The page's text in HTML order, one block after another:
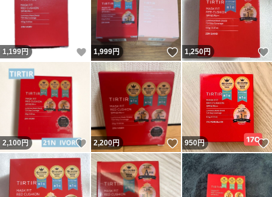
1,199円 いいね！
1,999円 いいね！
1,250円
2,100円 いいね！
2,200円 いいね！
950円